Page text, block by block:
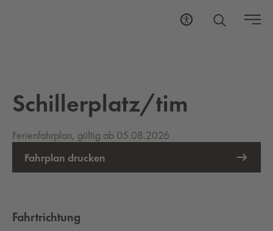
Schillerplatz/tim
Ferienfahrplan, gültig ab 05.08.2026
Fahrplan drucken
Fahrtrichtung